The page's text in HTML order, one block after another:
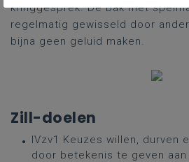
kringgesprek. De bak met
regelmatig gewisseld door
bijna geen geluid maken.
Zill-doelen
IVzv1 Keuzes willen, durven
door betekenis te geven